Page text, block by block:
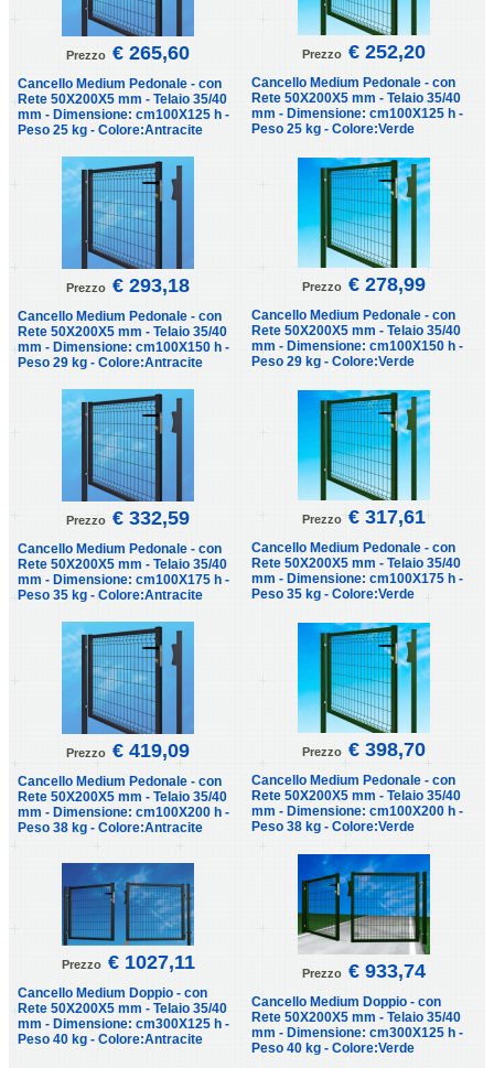
Prezzo € 265,60
Cancello Medium Pedonale - con
Rete 50X200X5 mm - Telaio 35/40
mm - Dimensione: cm100X125 h -
Peso 25 kg - Colore:Antracite
Prezzo € 252,20
Cancello Medium Pedonale - con
Rete 50X200X5 mm - Telaio 35/40
mm - Dimensione: cm100X125 h -
Peso 25 kg - Colore:Verde
Prezzo € 293,18
Cancello Medium Pedonale - con
Rete 50X200X5 mm - Telaio 35/40
mm - Dimensione: cm100X150 h -
Peso 29 kg - Colore:Antracite
Prezzo € 278,99
Cancello Medium Pedonale - con
Rete 50X200X5 mm - Telaio 35/40
mm - Dimensione: cm100X150 h -
Peso 29 kg - Colore:Verde
Prezzo € 332,59
Cancello Medium Pedonale - con
Rete 50X200X5 mm - Telaio 35/40
mm - Dimensione: cm100X175 h -
Peso 35 kg - Colore:Antracite
Prezzo € 317,61
Cancello Medium Pedonale - con
Rete 50X200X5 mm - Telaio 35/40
mm - Dimensione: cm100X175 h -
Peso 35 kg - Colore:Verde
Prezzo € 419,09
Cancello Medium Pedonale - con
Rete 50X200X5 mm - Telaio 35/40
mm - Dimensione: cm100X200 h -
Peso 38 kg - Colore:Antracite
Prezzo € 398,70
Cancello Medium Pedonale - con
Rete 50X200X5 mm - Telaio 35/40
mm - Dimensione: cm100X200 h -
Peso 38 kg - Colore:Verde
Prezzo € 1027,11
Cancello Medium Doppio - con
Rete 50X200X5 mm - Telaio 35/40
mm - Dimensione: cm300X125 h -
Peso 40 kg - Colore:Antracite
Prezzo € 933,74
Cancello Medium Doppio - con
Rete 50X200X5 mm - Telaio 35/40
mm - Dimensione: cm300X125 h -
Peso 40 kg - Colore:Verde